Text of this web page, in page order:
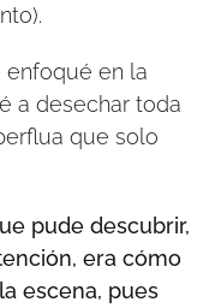
enfoqué en la
a desechar toda
que solo
pude descubrir,
era cómo
escena, pues